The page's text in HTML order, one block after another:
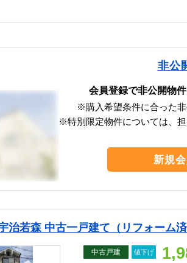
非公
会員登録で非公開物
※購入希望条件に合った非
※特別限定物件については、担
新規
治若森 中古一戸建て（リフォーム
中古戸建 値下げ